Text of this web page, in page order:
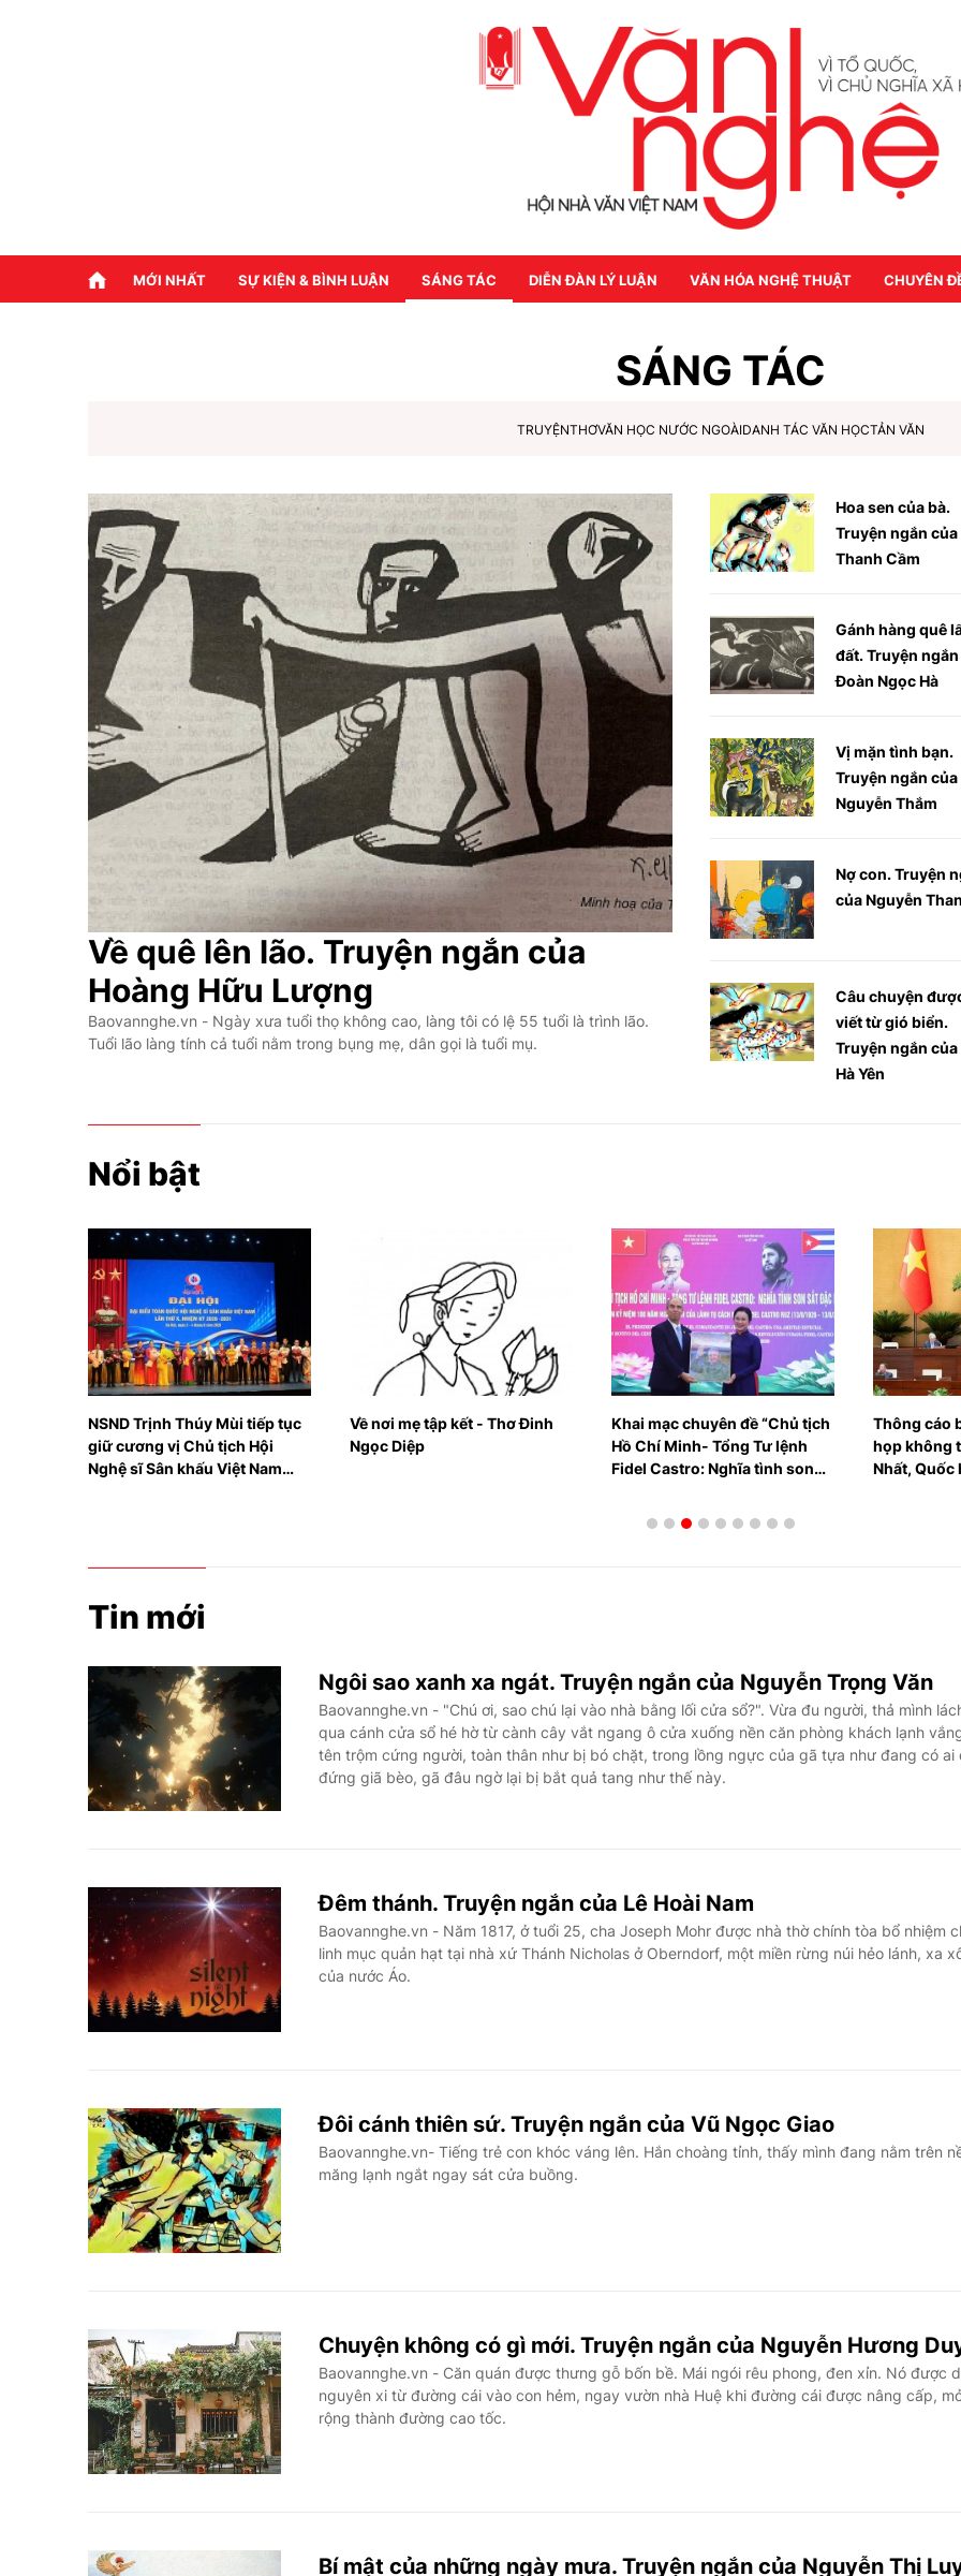
MỚI NHẤT SỰ KIỆN & BÌNH LUẬN SÁNG TÁC DIỄN ĐÀN LÝ LUẬN VĂN HÓA NGHỆ THUẬT CHUYÊN
SÁNG TÁC
TRUYỆNTHƠVĂN HỌC NƯỚC NGOÀIDANH TÁC VĂN HỌCTẢN VĂN
Về quê lên lão. Truyện ngắn của
Hoàng Hữu Lượng
Baovannghe.vn - Ngày xưa tuổi thọ không cao, làng tôi có lệ 55 tuổi là trình lão.
Tuổi lão làng tính cả tuổi nằm trong bụng mẹ, dân gọi là tuổi mụ.
Hoa sen của bà.
Truyện ngắn của
Thanh Cầm
Gánh hàng quê
đất. Truyện
Đoàn Ngọc Hà
Vị mặn tình bạn.
Truyện ngắn của
Nguyễn Thắm
Nợ con. Truyện
của Nguyễn
Câu chuyện
viết từ gió biển.
Truyện ngắn của
Hà Yên
Nổi bật
Về nơi mẹ tập kết - Thơ Đinh
Ngọc Diệp
Khai mạc chuyên đề “Chủ tịch
Hồ Chí Minh- Tổng Tư lệnh
Thông cáo báo chí số 02, Kỳ
họp không thường lệ thứ
Nhất, Quốc hội Khóa XVI
Tiệm
Đường
của
Tin mới
Ngôi sao xanh xa ngát. Truyện ngắn của Nguyễn Trọng Văn
Baovannghe.vn - "Chú ơi, sao chú lại vào nhà bằng lối cửa sổ?". Vừa đu người, thả mình lách
qua cánh cửa sổ hé hờ từ cành cây vắt ngang ô cửa xuống nền căn phòng khách lạnh
tên trộm cứng người, toàn thân như bị bó chặt, trong lồng ngực của gã tựa như đang có ai
đứng giã bèo, gã đâu ngờ lại bị bắt quả tang như thế này.
Đêm thánh. Truyện ngắn của Lê Hoài Nam
Baovannghe.vn - Năm 1817, ở tuổi 25, cha Joseph Mohr được nhà thờ chính tòa bổ nhiệm
linh mục quản hạt tại nhà xứ Thánh Nicholas ở Oberndorf, một miền rừng núi hẻo lánh, xa
của nước Áo.
Đôi cánh thiên sứ. Truyện ngắn của Vũ Ngọc Giao
Baovannghe.vn- Tiếng trẻ con khóc váng lên. Hắn choàng tỉnh, thấy mình đang nằm trên
măng lạnh ngắt ngay sát cửa buồng.
Chuyện không có gì mới. Truyện ngắn của Nguyễn Hương
Baovannghe.vn - Căn quán được thưng gỗ bốn bề. Mái ngói rêu phong, đen xỉn. Nó được
nguyên xi từ đường cái vào con hẻm, ngay vườn nhà Huệ khi đường cái được nâng cấp,
rộng thành đường cao tốc.
Bí mật của những ngày mưa. Truyện ngắn của Nguyễn Thị